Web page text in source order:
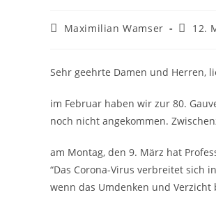
Beitrags-
Maximilian Wamser
Beitrag
12.
Sehr geehrte Damen und Herren,
im Februar haben wir zur 80.
noch nicht angekommen.
am Montag, den 9. März hat
“Das Corona-Virus verbreitet sich
wenn das Umdenken und